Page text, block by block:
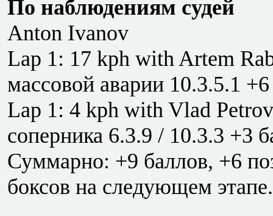
По наблюдениям судей
Anton Ivanov
Lap 1: 17 kph with Artem
массовой аварии 10.3.5.1
Lap 1: 4 kph with Vlad
соперника 6.3.9 / 10.3.3 +3
Суммарно: +9 баллов, +6
боксов на следующем этапе.